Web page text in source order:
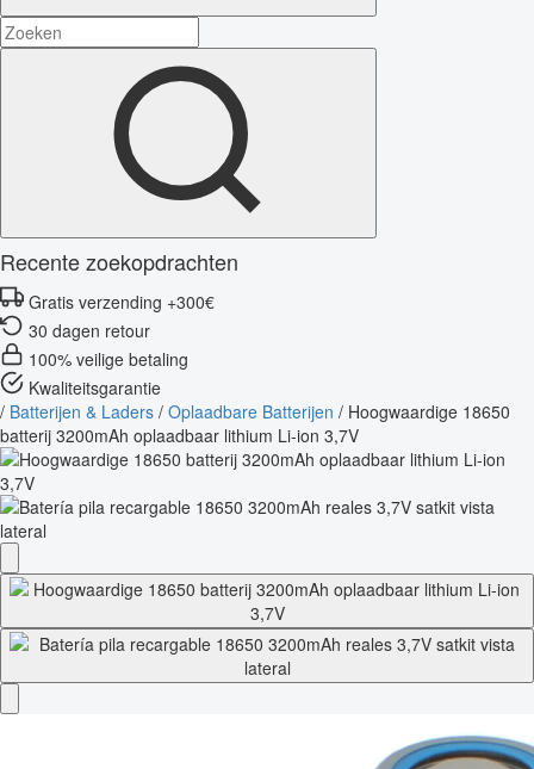
Recente zoekopdrachten
Gratis verzending +300€
30 dagen retour
100% veilige betaling
Kwaliteitsgarantie
/ Batterijen & Laders / Oplaadbare Batterijen / Hoogwaardige 18650
batterij 3200mAh oplaadbaar lithium Li-ion 3,7V